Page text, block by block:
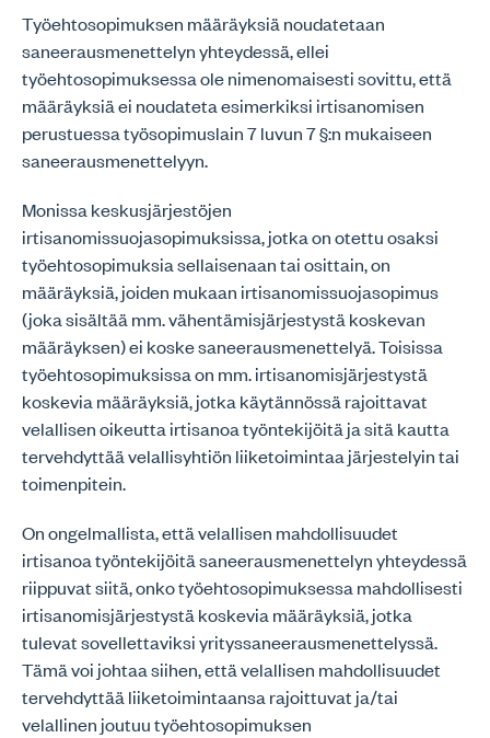
Työehtosopimuksen määräyksiä noudatetaan
saneerausmenettelyn yhteydessä, ellei
työehtosopimuksessa ole nimenomaisesti sovittu, että
määräyksiä ei noudateta esimerkiksi irtisanomisen
perustuessa työsopimuslain 7 luvun 7 §:n mukaiseen
saneerausmenettelyyn.
Monissa keskusjärjestöjen
irtisanomissuojasopimuksissa, jotka on otettu osaksi
työehtosopimuksia sellaisenaan tai osittain, on
määräyksiä, joiden mukaan irtisanomissuojasopimus
(joka sisältää mm. vähentämisjärjestystä koskevan
määräyksen) ei koske saneerausmenettelyä. Toisissa
työehtosopimuksissa on mm. irtisanomisjärjestystä
koskevia määräyksiä, jotka käytännössä rajoittavat
velallisen oikeutta irtisanoa työntekijöitä ja sitä kautta
tervehdyttää velallisyhtiön liiketoimintaa järjestelyin tai
toimenpitein.
On ongelmallista, että velallisen mahdollisuudet
irtisanoa työntekijöitä saneerausmenettelyn yhteydessä
riippuvat siitä, onko työehtosopimuksessa mahdollisesti
irtisanomisjärjestystä koskevia määräyksiä, jotka
tulevat sovellettaviksi yrityssaneerausmenettelyssä.
Tämä voi johtaa siihen, että velallisen mahdollisuudet
tervehdyttää liiketoimintaansa rajoittuvat ja/tai
velallinen joutuu työehtosopimuksen